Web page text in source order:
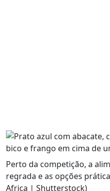
Perto da competição, a
regrada e as opções
Africa | Shutterstock)